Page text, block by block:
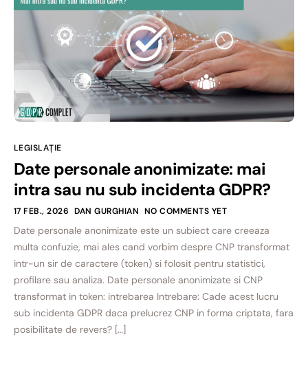
LEGISLAȚIE
Date personale anonimizate: mai
intra sau nu sub incidenta GDPR?
17 FEB., 2026 DAN GURGHIAN NO COMMENTS YET
Date personale anonimizate este un subiect care creeaza
multa confuzie, mai ales cand vorbim despre CNP transformat
intr-un sir de caractere (token) si folosit pentru statistici,
profilare sau analiza. Date personale anonimizate si CNP
transformat in token: intrebarea Intrebare: Cade acest lucru
sub incidenta GDPR daca prelucrez CNP in forma criptata, fara
posibilitate de revers? […]